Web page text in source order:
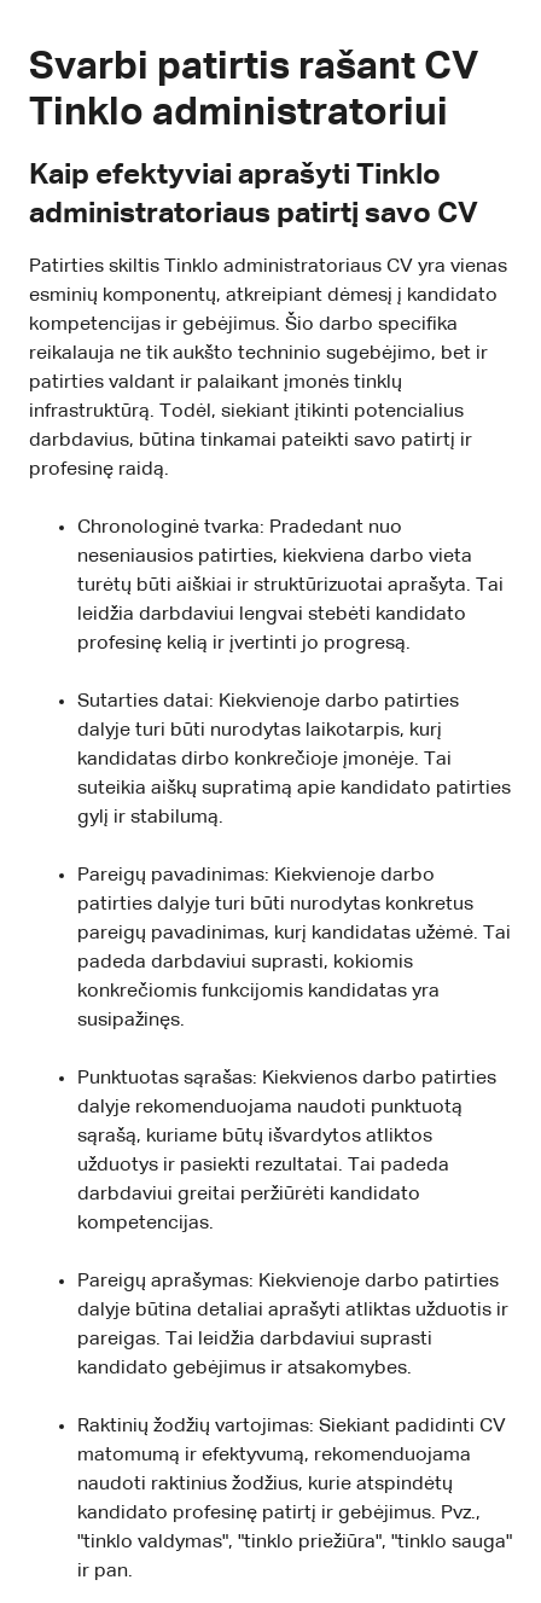
Svarbi patirtis rašant CV
Tinklo administratoriui
Kaip efektyviai aprašyti Tinklo
administratoriaus patirtį savo CV
Patirties skiltis Tinklo administratoriaus CV yra vienas
esminių komponentų, atkreipiant dėmesį į kandidato
kompetencijas ir gebėjimus. Šio darbo specifika
reikalauja ne tik aukšto techninio sugebėjimo, bet ir
patirties valdant ir palaikant įmonės tinklų
infrastruktūrą. Todėl, siekiant įtikinti potencialius
darbdavius, būtina tinkamai pateikti savo patirtį ir
profesinę raidą.
Chronologinė tvarka: Pradedant nuo
neseniausios patirties, kiekviena darbo vieta
turėtų būti aiškiai ir struktūrizuotai aprašyta. Tai
leidžia darbdaviui lengvai stebėti kandidato
profesinę kelią ir įvertinti jo progresą.
Sutarties datai: Kiekvienoje darbo patirties
dalyje turi būti nurodytas laikotarpis, kurį
kandidatas dirbo konkrečioje įmonėje. Tai
suteikia aiškų supratimą apie kandidato patirties
gylį ir stabilumą.
Pareigų pavadinimas: Kiekvienoje darbo
patirties dalyje turi būti nurodytas konkretus
pareigų pavadinimas, kurį kandidatas užėmė. Tai
padeda darbdaviui suprasti, kokiomis
konkrečiomis funkcijomis kandidatas yra
susipažinęs.
Punktuotas sąrašas: Kiekvienos darbo patirties
dalyje rekomenduojama naudoti punktuotą
sąrašą, kuriame būtų išvardytos atliktos
užduotys ir pasiekti rezultatai. Tai padeda
darbdaviui greitai peržiūrėti kandidato
kompetencijas.
Pareigų aprašymas: Kiekvienoje darbo patirties
dalyje būtina detaliai aprašyti atliktas užduotis ir
pareigas. Tai leidžia darbdaviui suprasti
kandidato gebėjimus ir atsakomybes.
Raktinių žodžių vartojimas: Siekiant padidinti CV
matomumą ir efektyvumą, rekomenduojama
naudoti raktinius žodžius, kurie atspindėtų
kandidato profesinę patirtį ir gebėjimus. Pvz.,
"tinklo valdymas", "tinklo priežiūra", "tinklo sauga"
ir pan.